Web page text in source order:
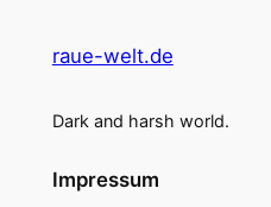
raue-welt.de
Dark and harsh world.
Impressum